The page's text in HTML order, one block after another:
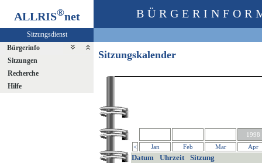
ALLRIS®net
Sitzungsdienst
Bürgerinfo
Sitzungen
Recherche
Hilfe
Sitzungskalender
1998
<
Jan Feb Mar Apr
Datum Uhrzeit Sitzung